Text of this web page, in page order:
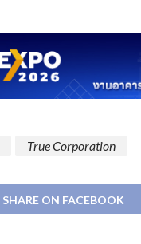
True Corporation
SHARE ON FACEBOOK